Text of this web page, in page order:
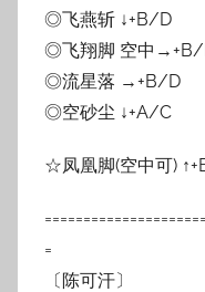
◎飞燕斩 ↓+B/D
◎飞翔脚 空中
◎流星落 →+B/D
◎空砂尘 ↓+A/C
☆凤凰脚(空中可)
=
〔陈可汗〕